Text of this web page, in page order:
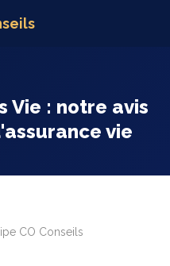
Vie : notre avis
vie
CO Conseils